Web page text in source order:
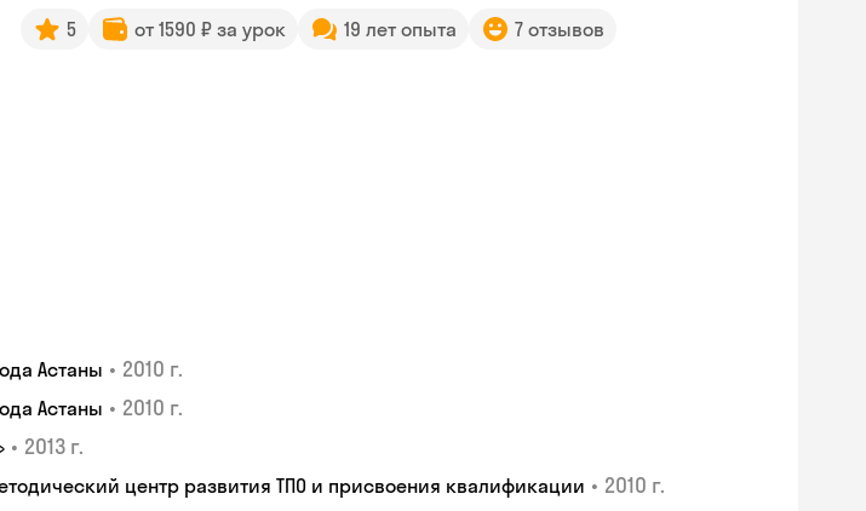
5 от 1590 ₽ за урок 19 лет опыта 7 отзывов
Астаны • 2010 г.
Астаны • 2010 г.
• 2013 г.
центр развития ТПО и присвоения квалификации • 2010 г.